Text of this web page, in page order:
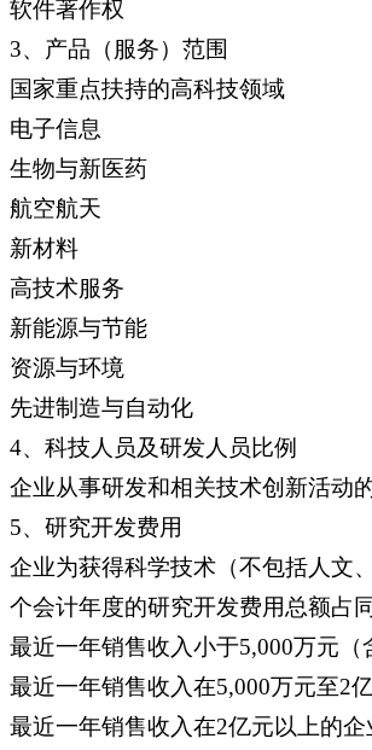
软件著作权
3、产品（服务）范围
国家重点扶持的高科技领域
电子信息
生物与新医药
航空航天
新材料
高技术服务
新能源与节能
资源与环境
先进制造与自动化
4、科技人员及研发人员比例
企业从事研发和相关技术创新活动
5、研究开发费用
企业为获得科学技术（不包括人文
个会计年度的研究开发费用总额占
最近一年销售收入小于5,000万元
最近一年销售收入在5,000万元至2
最近一年销售收入在2亿元以上的